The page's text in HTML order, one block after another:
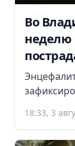
Во
неделю
18:33, 3